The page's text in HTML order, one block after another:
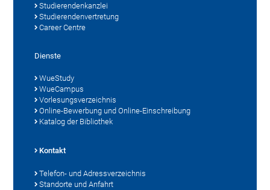
Studierendenkanzlei
Studierendenvertretung
Career Centre
Dienste
WueStudy
WueCampus
Vorlesungsverzeichnis
Online-Bewerbung und Online-Einschreibung
Katalog der Bibliothek
Kontakt
Telefon- und Adressverzeichnis
Standorte und Anfahrt